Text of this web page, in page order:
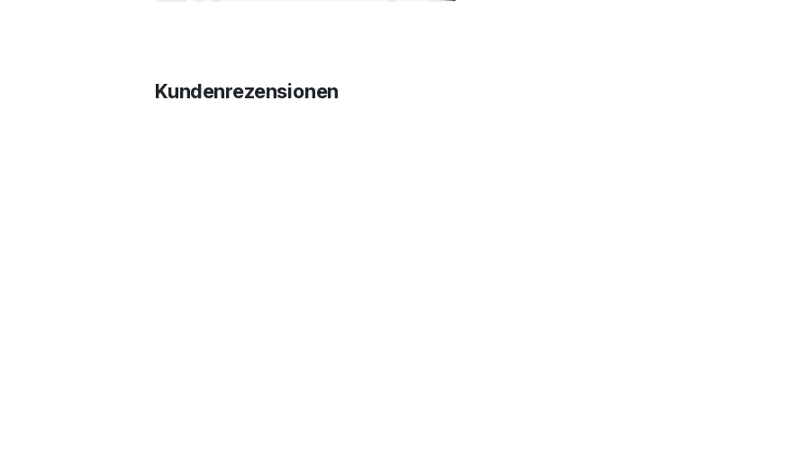
Kundenrezensionen